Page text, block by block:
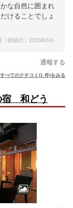
な自然に囲まれ
けることでしょ
投稿日：2023/8/14）
通報する
すべてのクチコミ(1 件)をみる
和どう